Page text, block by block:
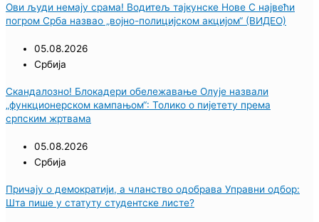
Ови људи немају срама! Водитељ тајкунске Нове С највећи
погром Срба назвао „војно-полицијском акцијом“ (ВИДЕО)
05.08.2026
Србија
Скандалозно! Блокадери обележавање Олује назвали
„функционерском кампањом“: Толико о пијетету према
српским жртвама
05.08.2026
Србија
Причају о демократији, а чланство одобрава Управни одбор:
Шта пише у статуту студентске листе?